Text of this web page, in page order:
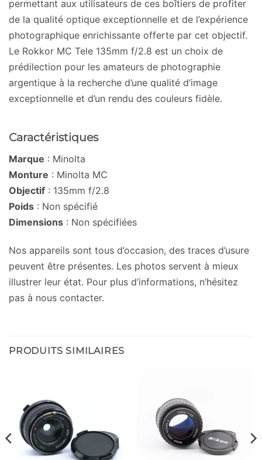
permettant aux utilisateurs de ces boîtiers de profiter
de la qualité optique exceptionnelle et de l’expérience
photographique enrichissante offerte par cet objectif.
Le Rokkor MC Tele 135mm f/2.8 est un choix de
prédilection pour les amateurs de photographie
argentique à la recherche d’une qualité d’image
exceptionnelle et d’un rendu des couleurs fidèle.
Caractéristiques
Marque : Minolta
Monture : Minolta MC
Objectif : 135mm f/2.8
Poids : Non spécifié
Dimensions : Non spécifiées
Nos appareils sont tous d’occasion, des traces d’usure
peuvent être présentes. Les photos servent à mieux
illustrer leur état. Pour plus d’informations, n’hésitez
pas à nous contacter.
PRODUITS SIMILAIRES